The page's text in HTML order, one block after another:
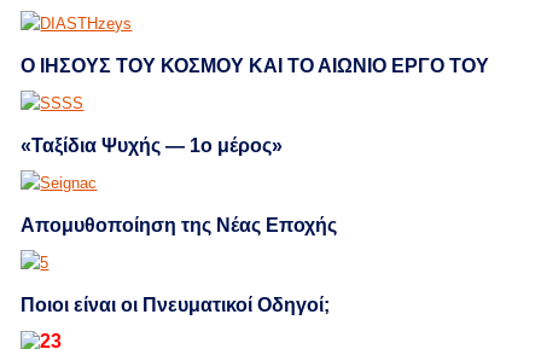
Ο ΙΗΣΟΥΣ ΤΟΥ ΚΟΣΜΟΥ ΚΑΙ ΤΟ ΑΙΩΝΙΟ ΕΡΓΟ ΤΟΥ
«Ταξίδια Ψυχής — 1ο μέρος»
Απομυθοποίηση της Νέας Εποχής
Ποιοι είναι οι Πνευματικοί Οδηγοί;